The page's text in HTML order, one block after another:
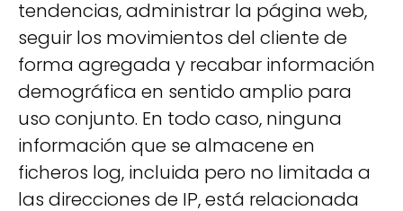
tendencias, administrar la página web,
seguir los movimientos del cliente de
forma agregada y recabar información
demográfica en sentido amplio para
uso conjunto. En todo caso, ninguna
información que se almacene en
ficheros log, incluida pero no limitada a
las direcciones de IP, está relacionada